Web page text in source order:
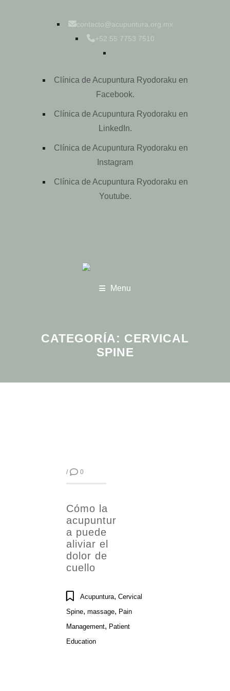
contacto@acupuntura.org.mx
+52 55 7753 7510
Clínica de Acupuntura Ryodoraku en
Facebook.
Clínica de Acupuntura Ryodoraku en
LinkedIn.
Clínica de Acupuntura Ryodoraku en
Instagram
Clínica de Acupuntura Ryodoraku en
Youtube.
Menu
CATEGORÍA: CERVICAL
SPINE
/ 0
Cómo la
acupuntur
a puede
aliviar el
dolor de
cuello
Acupuntura, Cervical
Spine, massage, Pain
Management, Patient
Education